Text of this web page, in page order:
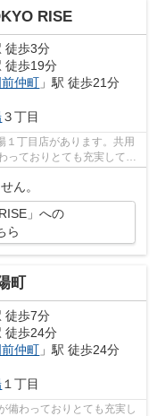
RISE
徒歩3分
徒歩19分
前仲町 」駅 徒歩21分
３丁目
１丁目店があります。共用
ておりとても充実してい
ん。
」への
ら
町
徒歩7分
徒歩24分
前仲町 」駅 徒歩24分
１丁目
備わっておりとても充実し